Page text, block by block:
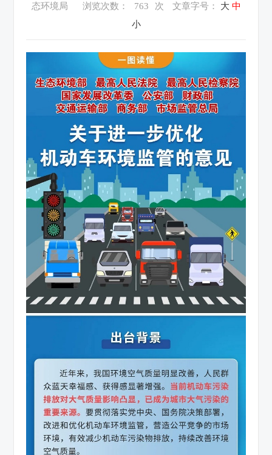
态环境局
浏览次数： 763 次 文章字号： 大 中
小